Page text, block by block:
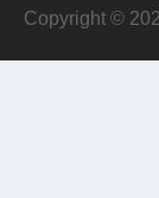
Copyright ©